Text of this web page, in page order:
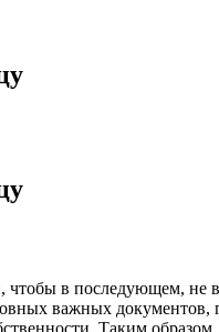
в последующем,
важных
Таким